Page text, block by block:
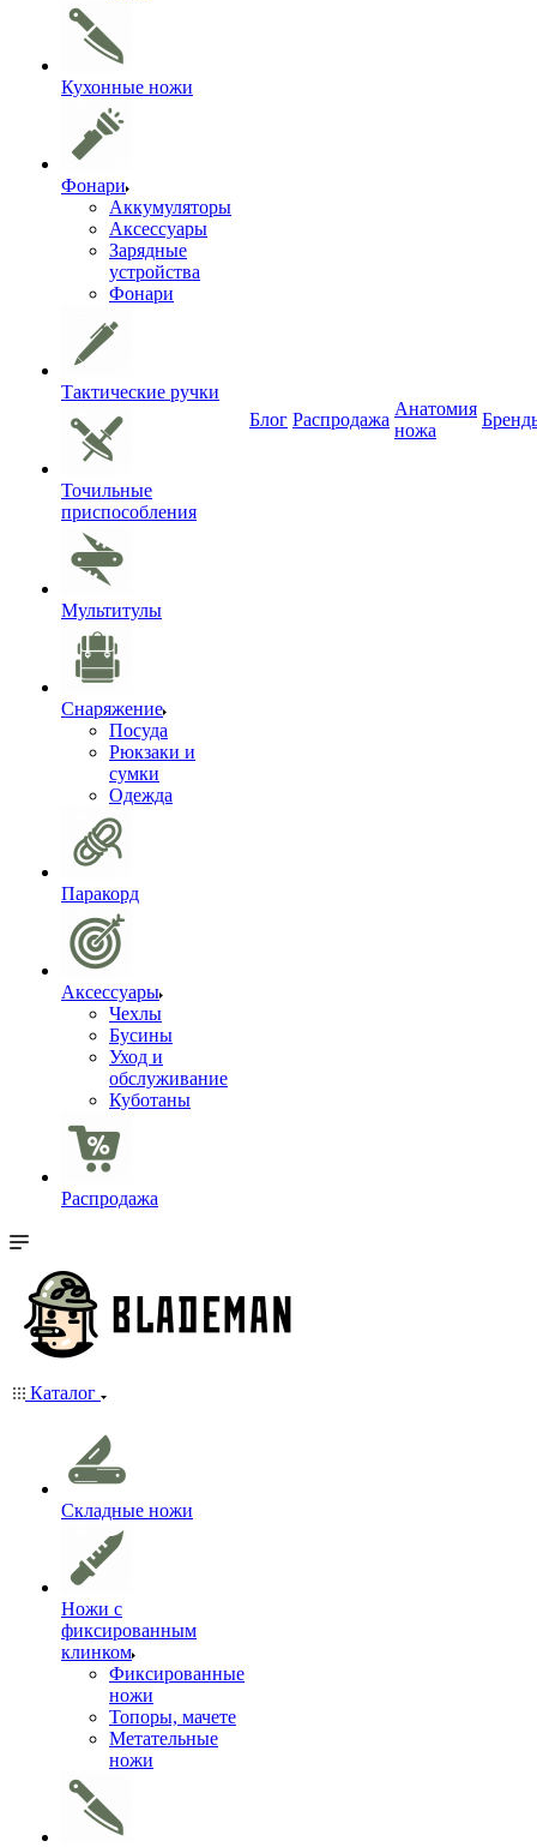
Кухонные ножи
Фонари
Аккумуляторы
Аксессуары
Зарядные
устройства
Фонари
Тактические ручки
Точильные
приспособления
Мультитулы
Снаряжение
Посуда
Рюкзаки и
сумки
Одежда
Паракорд
Аксессуары
Чехлы
Бусины
Уход и
обслуживание
Куботаны
Распродажа
Блог Распродажа
Анатомия
ножа
Каталог
Складные ножи
Ножи с
фиксированным
клинком
Фиксированные
ножи
Топоры, мачете
Метательные
ножи